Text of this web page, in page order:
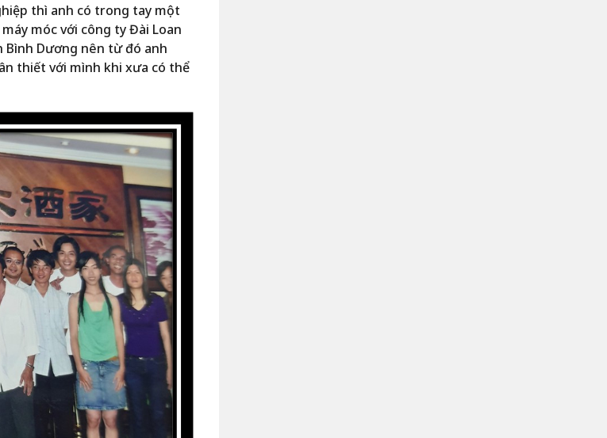
thì anh có trong tay một
móc với công ty Đài Loan
Bình Dương nên từ đó anh
thiết với mình khi xưa có thể